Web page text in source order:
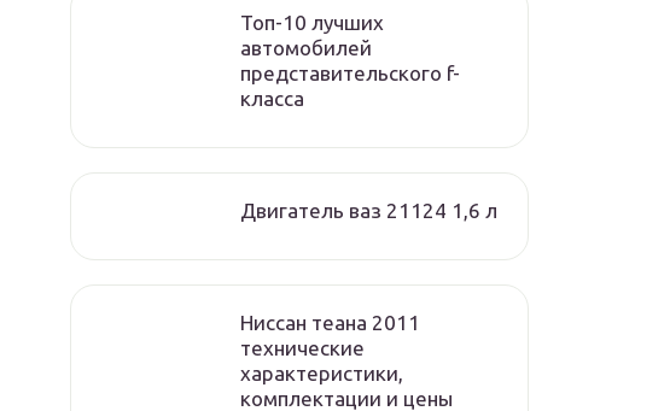
Топ-10 лучших
автомобилей
представительского f-
класса
Двигатель ваз 21124 1,6 л
Ниссан теана 2011
технические
характеристики,
комплектации и цены